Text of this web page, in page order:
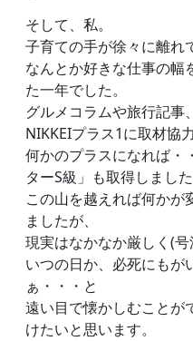
そして、私。
子育ての手が徐々に離れ
なんとか好きな仕事の幅
た一年でした。
グルメコラムや旅行記事
NIKKEIプラス1に取材協力
何かのプラスになれば・
ターS級」も取得しました
この山を越えれば何かが
ましたが、
現実はなかなか厳しく(号
いつの日か、必死にもが
ぁ・・・と
遠い目で懐かしむことが
けたいと思います。